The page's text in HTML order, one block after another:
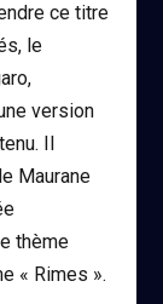
ce titre
le
version
Il
Maurane
thème
« Rimes ».